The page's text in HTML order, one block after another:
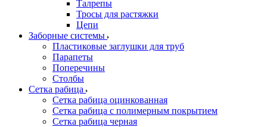
Талрепы
Тросы для растяжки
Цепи
Заборные системы
Пластиковые заглушки для труб
Парапеты
Поперечины
Столбы
Сетка рабица
Сетка рабица оцинкованная
Сетка рабица с полимерным покрытием
Сетка рабица черная